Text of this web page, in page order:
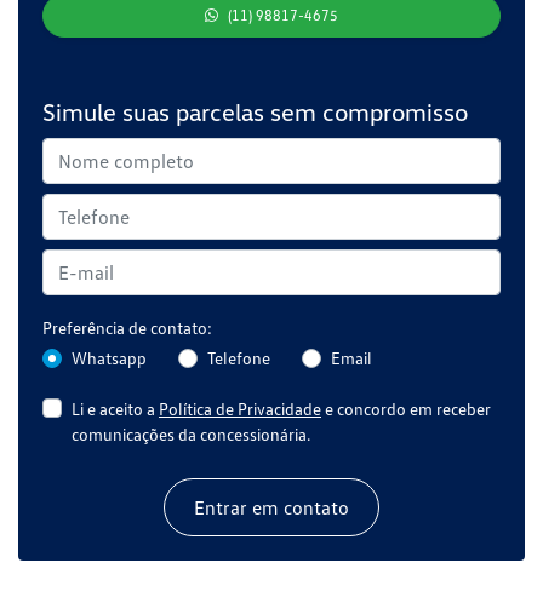
(11) 98817-4675
Simule suas parcelas sem compromisso
Preferência de contato:
Whatsapp
Telefone Email
Li e aceito a Política de Privacidadee concordo em receber
comunicações da concessionária.
Entrar em contato